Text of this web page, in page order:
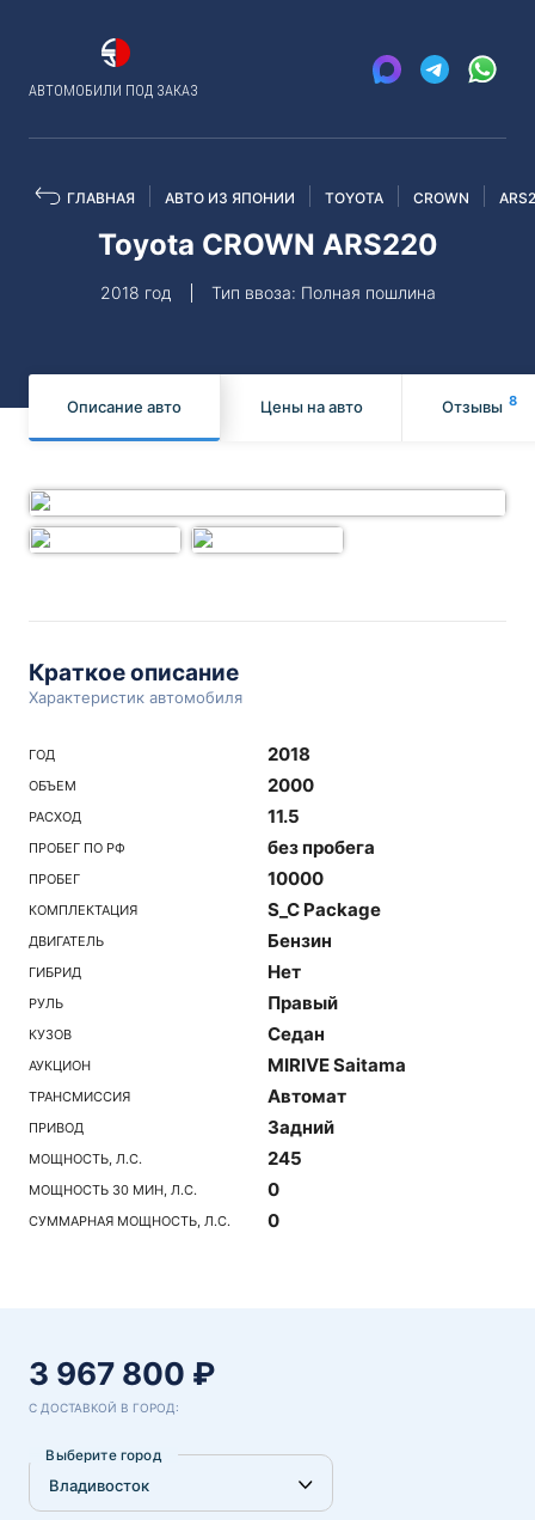
АВТОМОБИЛИ ПОД ЗАКАЗ
ГЛАВНАЯ АВТО ИЗ ЯПОНИИ TOYOTA CROWN
Toyota CROWN ARS220
2018 год Тип ввоза: Полная пошлина
Описание авто Цены на авто Отзывы 8
Краткое описание
Характеристик автомобиля
ГОД 2018
ОБЪЕМ 2000
РАСХОД 11.5
ПРОБЕГ ПО РФ без пробега
ПРОБЕГ 10000
КОМПЛЕКТАЦИЯ S_C Package
ДВИГАТЕЛЬ Бензин
ГИБРИД Нет
РУЛЬ Правый
КУЗОВ Седан
АУКЦИОН MIRIVE Saitama
ТРАНСМИССИЯ Автомат
ПРИВОД Задний
МОЩНОСТЬ, Л.С. 245
МОЩНОСТЬ 30 МИН, Л.С. 0
СУММАРНАЯ МОЩНОСТЬ, Л.С. 0
3 967 800 ₽
С ДОСТАВКОЙ В ГОРОД:
Выберите город